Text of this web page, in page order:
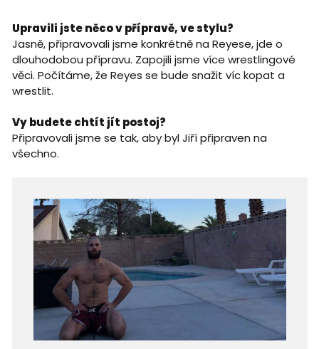
Upravili jste něco v přípravě, ve stylu?
Jasně, připravovali jsme konkrétně na Reyese, jde o
dlouhodobou přípravu. Zapojili jsme více wrestlingové
věci. Počítáme, že Reyes se bude snažit víc kopat a
wrestlit.
Vy budete chtít jít postoj?
Připravovali jsme se tak, aby byl Jiří připraven na
všechno.